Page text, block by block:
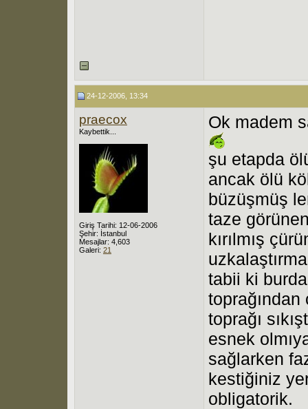
24-12-2006, 13:34
praecox
Kaybettik...
Giriş Tarihi: 12-06-2006
Şehir: İstanbul
Mesajlar: 4,603
Galeri: 21
Ok madem
şu etapda
ancak ölü
büzüşmüş
taze
kırılmış
tabii ki
toprağı
esnek
sağlarken
kestiğiniz
obligatorik.